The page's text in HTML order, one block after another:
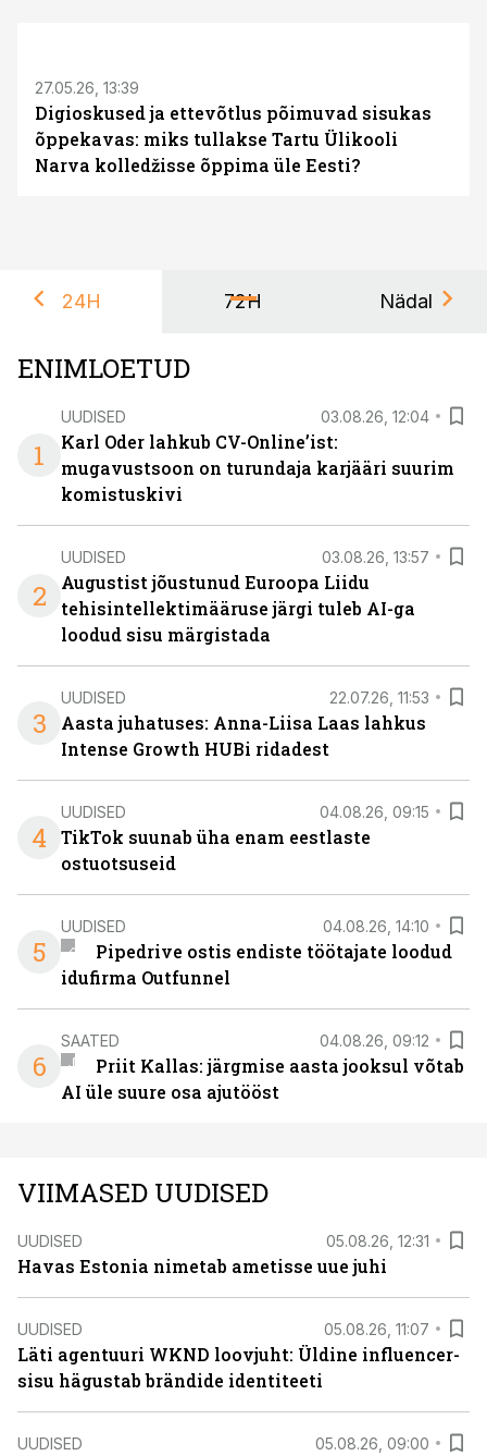
27.05.26, 13:39
Digioskused ja ettevõtlus põimuvad sisukas
õppekavas: miks tullakse Tartu Ülikooli
Narva kolledžisse õppima üle Eesti?
24H 72H Nädal
ENIMLOETUD
1
UUDISED 03.08.26, 12:04
Karl Oder lahkub CV-Online’ist:
mugavustsoon on turundaja karjääri suurim
komistuskivi
2
UUDISED 03.08.26, 13:57
Augustist jõustunud Euroopa Liidu
tehisintellektimääruse järgi tuleb AI-ga
loodud sisu märgistada
3
UUDISED 22.07.26, 11:53
Aasta juhatuses: Anna-Liisa Laas lahkus
Intense Growth HUBi ridadest
4
UUDISED 04.08.26, 09:15
TikTok suunab üha enam eestlaste
ostuotsuseid
5
UUDISED 04.08.26, 14:10
Pipedrive ostis endiste töötajate loodud
idufirma Outfunnel
6
SAATED 04.08.26, 09:12
Priit Kallas: järgmise aasta jooksul võtab
AI üle suure osa ajutööst
VIIMASED UUDISED
UUDISED 05.08.26, 12:31
Havas Estonia nimetab ametisse uue juhi
UUDISED 05.08.26, 11:07
Läti agentuuri WKND loovjuht: Üldine influencer-
sisu hägustab brändide identiteeti
UUDISED 05.08.26, 09:00